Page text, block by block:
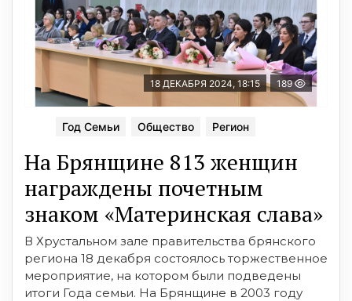
18 ДЕКАБРЯ 2024, 18:15 189
Год Семьи Общество Регион
На Брянщине 813 женщин
награждены почетным
знаком «Материнская слава»
В Хрустальном зале правительства брянского
региона 18 декабря состоялось торжественное
мероприятие, на котором были подведены
итоги Года семьи. На Брянщине в 2003 году